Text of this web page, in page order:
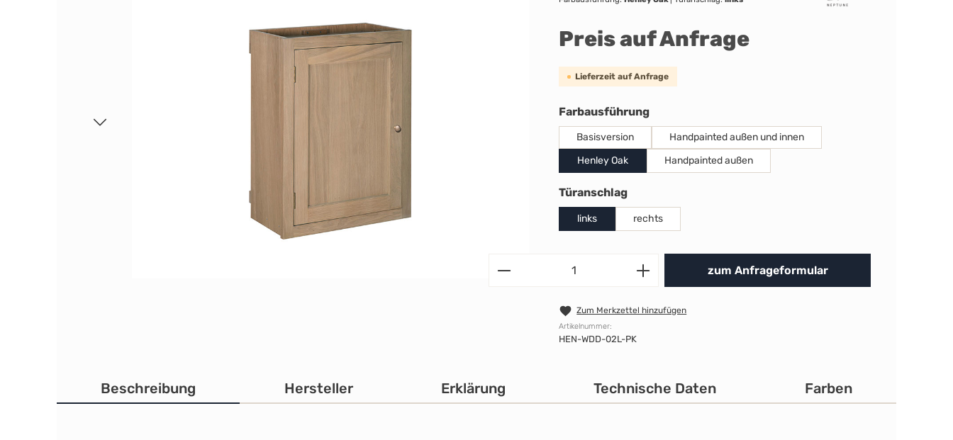
Preis auf Anfrage
Lieferzeit auf Anfrage
Farbausführungauswählen
Basisversion
Handpainted außen und innen
Henley Oak
Handpainted außen
Türanschlagauswählen
links rechts
Produkt Anzahl: Gib den
zum Anfrageformular
Zum Merkzettel hinzufügen
Artikelnummer:
HEN-WDD-02L-PK
Beschreibung Hersteller Erklärung Technische Daten Farben